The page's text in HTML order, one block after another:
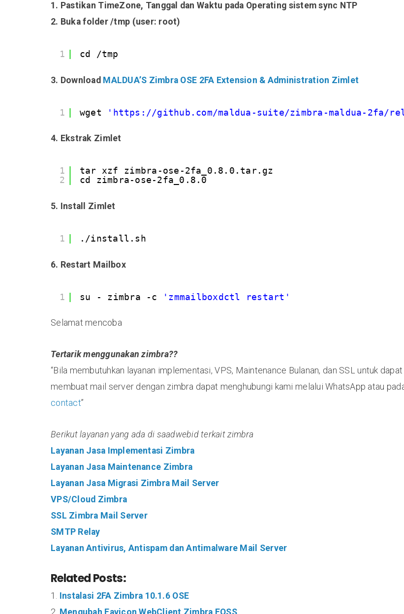
1. Pastikan TimeZone, Tanggal dan Waktu pada Operating sistem sync NTP
2. Buka folder /tmp (user: root)
1 cd /tmp
3. Download MALDUA’S Zimbra OSE 2FA Extension & Administration Zimlet
1 wget ' https://github.com/maldua-suite/zimbra-maldua-2fa/
4. Ekstrak Zimlet
1
2
tar xzf zimbra-ose-2fa_0.8.0.tar.gz
cd zimbra-ose-2fa_0.8.0
5. Install Zimlet
1 ./install.sh
6. Restart Mailbox
1 su - zimbra -c 'zmmailboxdctl restart'
Selamat mencoba
Tertarik menggunakan zimbra??
“Bila membutuhkan layanan implementasi, VPS, Maintenance Bulanan, dan SSL untuk dapat
membuat mail server dengan zimbra dapat menghubungi kami melalui WhatsApp atau
contact”
Berikut layanan yang ada di saadwebid terkait zimbra
Layanan Jasa Implementasi Zimbra
Layanan Jasa Maintenance Zimbra
Layanan Jasa Migrasi Zimbra Mail Server
VPS/Cloud Zimbra
SSL Zimbra Mail Server
SMTP Relay
Layanan Antivirus, Antispam dan Antimalware Mail Server
Related Posts:
Instalasi 2FA Zimbra 10.1.6 OSE